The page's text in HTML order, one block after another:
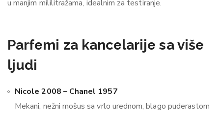
u manjim mililitražama, idealnim za testiranje.
Parfemi za kancelarije sa više
ljudi
Nicole 2008 – Chanel 1957
Mekani, nežni mošus sa vrlo urednom, blago puderastom